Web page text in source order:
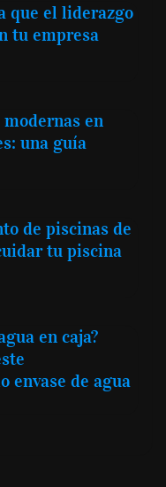
que el liderazgo
tu empresa
en
una guía
de piscinas de
tu piscina
en caja?
envase de agua